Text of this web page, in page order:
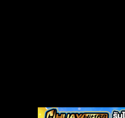
Inspirational แรงบันดาลใจ